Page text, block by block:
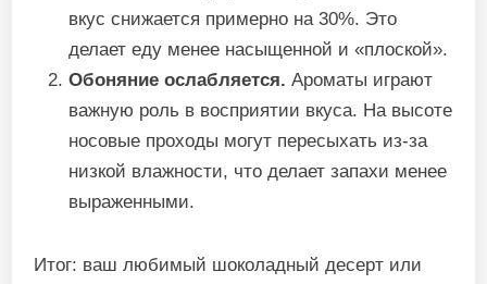
вкус снижается примерно на 30%. Это
делает еду менее насыщенной и «плоской».
Обоняние ослабляется. Ароматы играют
важную роль в восприятии вкуса. На высоте
носовые проходы могут пересыхать из-за
низкой влажности, что делает запахи менее
выраженными.
Итог: ваш любимый шоколадный десерт или